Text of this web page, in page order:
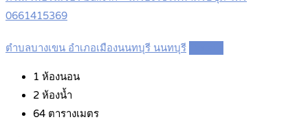
0661415369
ตำบลบางเขน อำเภอเมืองนนทบุรี นนทบุรี
1 ห้องนอน
2 ห้องน้ำ
64 ตารางเมตร